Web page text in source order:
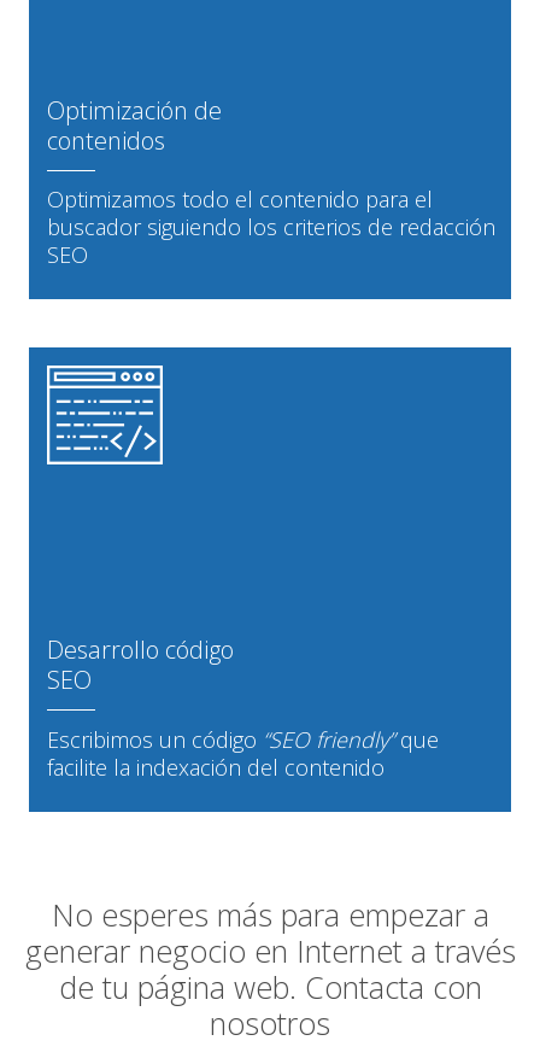
Optimización de
contenidos
Optimizamos todo el contenido para el
buscador siguiendo los criterios de redacción
SEO
Desarrollo código
SEO
Escribimos un código “SEO friendly”que
facilite la indexación del contenido
No esperes más para empezar a
generar negocio en Internet a través
de tu página web. Contacta con
nosotros